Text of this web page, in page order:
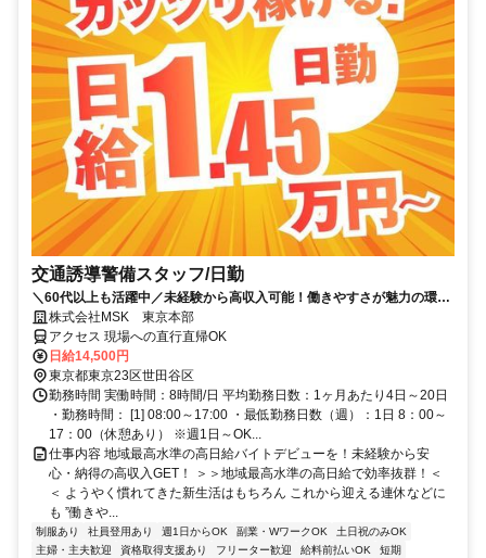
交通誘導警備スタッフ/日勤
＼60代以上も活躍中／未経験から高収入可能！働きやすさが魅力の環境
で警備員デビューをしませんか！【月収29万円可能！日払いもOK！】
勤務3日前迄シフト申請が可能です！週1日～・短期もOK！あなたのラ
イフスタイルに合わせてお仕事しませんか！未経験者大歓迎！年代幅広
く活躍しています。
株式会社MSK 東京本部
アクセス 現場への直行直帰OK
日給14,500円
東京都東京23区世田谷区
勤務時間 実働時間：8時間/日 平均勤務日数：1ヶ月あたり4日～20日
・勤務時間： [1] 08:00～17:00 ・最低勤務日数（週）：1日 8：00～
17：00（休憩あり） ※週1日～OK...
仕事内容 地域最高水準の高日給バイトデビューを！未経験から安
心・納得の高収入GET！ ＞＞地域最高水準の高日給で効率抜群！＜
＜ ようやく慣れてきた新生活はもちろん これから迎える連休などに
も ”働きや...
制服あり 社員登用あり 週1日からOK 副業・WワークOK
土日祝のみOK
主婦・主夫歓迎
資格取得支援あり フリーター歓迎 給料前払いOK
短期